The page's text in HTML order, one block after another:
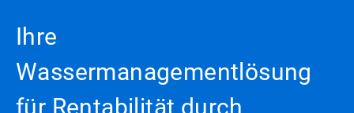
Ihre
Wassermanagementlösung
für Rentabilität durch